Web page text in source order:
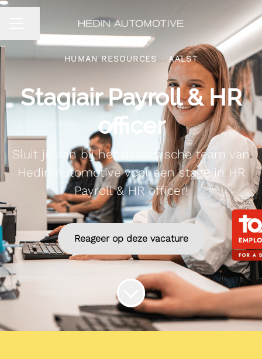
Pagina delen
HUMAN RESOURCES · AALST
Stagiair Payroll & HR
officer
Sluit je aan bij het dynamische team van
Hedin Automotive voor een stage in HR
Payroll & HR officer!
Reageer op deze vacature